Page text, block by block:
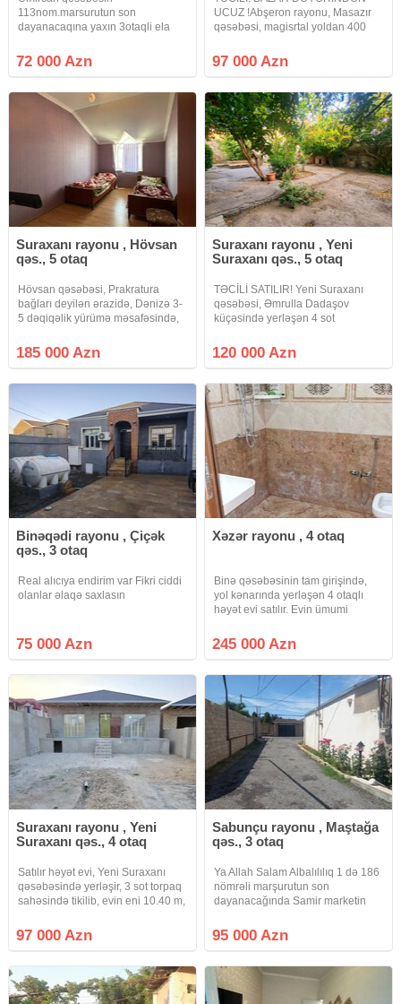
113nom.marsurutun son
dayanacaqına yaxın 3otaqli ela
konalizasiya bütün
kom.var.2mekteb bağça 24saat
yaxındı.113nom.avtobus evin
yaxınlığından 20deqiqeye metro
72 000 Azn
UCUZ !Abşeron rayonu, Masazır
qəsəbəsi, magisrtal yoldan 400
supermarket"in 500 metr
arxasında, Ruzu mağazasının
torpaq
97 000 Azn
Suraxanı rayonu , Hövsan
qəs., 5 otaq
Hövsan qəsəbəsi, Prakratura
bağları deyilən ərazidə, Dənizə 3-
5 dəqiqəlik yürümə məsafəsində,
(bağ evi) satıram. Ev, imumi 6.2-
sot torpaqda tikilib. Sənədi-Paket,
185 000 Azn
Suraxanı rayonu , Yeni
Suraxanı qəs., 5 otaq
TƏCİLİ SATILIR! Yeni Suraxanı
qəsəbəsi, Əmrulla Dadaşov
küçəsində yerləşən 4 sot
satılır. Həyətdə 2 ayrı ev
mövcuddur. Bütün kommunal
Ev 89 nömrəli
120 000 Azn
Binəqədi rayonu , Çiçək
qəs., 3 otaq
Real alıcıya endirim var Fikri ciddi
olanlar əlaqə saxlasın
75 000 Azn
Xəzər rayonu , 4 otaq
Binə qəsəbəsinin tam girişində,
yol kənarında yerləşən 4 otaqlı
həyət evi satılır. Evin ümumi
sotdur. Evdə 2 il yarımdır yaşayış
var. Bütün şəraiti mövcuddur, hər
245 000 Azn
Suraxanı rayonu , Yeni
Suraxanı qəs., 4 otaq
Satılır həyət evi, Yeni Suraxanı
qəsəbəsində yerləşir, 3 sot torpaq
sahəsində tikilib, evin eni 10.40 m,
ümumi sahəsi 136 kv.m-dir, 4 otaq,
mətbəx, tualet, əlavə ütü otağı və
97 000 Azn
Sabunçu rayonu , Maştağa
qəs., 3 otaq
Ya Allah Salam Albalılılıq 1 də 186
nömrəli marşurutun son
dayanacağında Samir marketin
paket kupça olan 3 otaq ev satışa
çıxıb Qiyməti 95.000 min real
95 000 Azn